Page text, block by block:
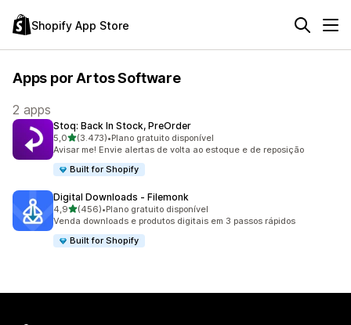
Shopify App Store
Apps por Artos Software
2 apps
Stoq: Back In Stock, PreOrder
5,0de 5 estrelas
(3.473)
3473 avaliações ao todo
•Plano gratuito disponível
Avisar me! Envie alertas de volta ao estoque e de reposição
Built for Shopify
Digital Downloads ‑ Filemonk
4,9de 5 estrelas
(456)
456 avaliações ao todo
•Plano gratuito disponível
Venda downloads e produtos digitais em 3 passos rápidos
Built for Shopify